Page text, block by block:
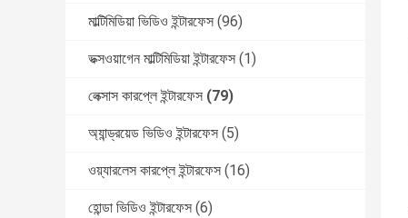
মাল্টিমিডিয়া ভিডিও ইন্টারফেস (96)
ভক্সওয়াগেন মাল্টিমিডিয়া ইন্টারফেস (1)
লেক্সাস কারপ্লে ইন্টারফেস (79)
অ্যান্ড্রয়েড ভিডিও ইন্টারফেস (5)
ওয়্যারলেস কারপ্লে ইন্টারফেস (16)
হোন্ডা ভিডিও ইন্টারফেস (6)